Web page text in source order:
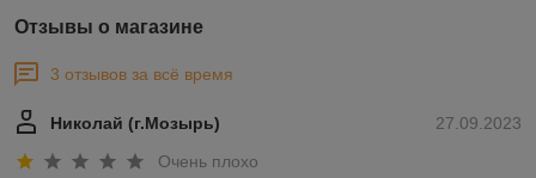
Отзывы о магазине
3 отзывов за всё время
27.09.2023
Николай (г.Мозырь)
Очень плохо